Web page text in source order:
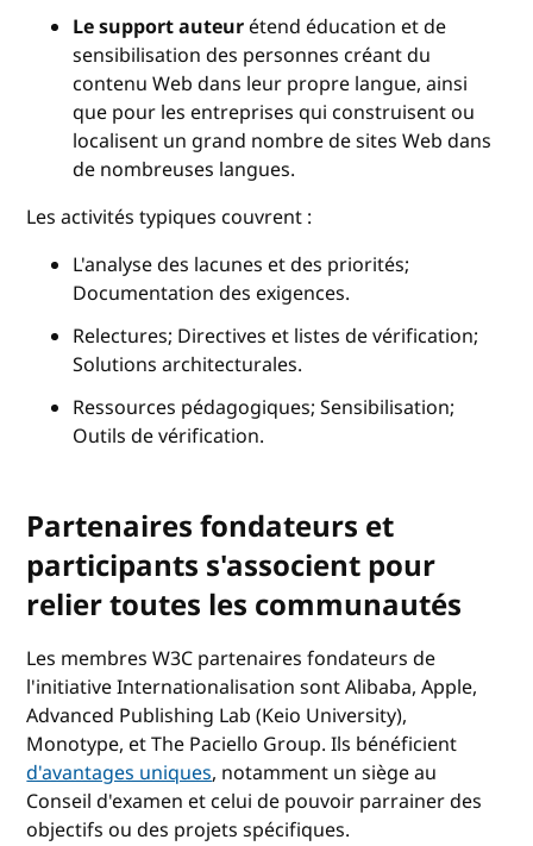
Le support auteurétend éducation et de
sensibilisation des personnes créant du
contenu Web dans leur propre langue, ainsi
que pour les entreprises qui construisent ou
localisent un grand nombre de sites Web dans
de nombreuses langues.
Les activités typiques couvrent :
L'analyse des lacunes et des priorités;
Documentation des exigences.
Relectures; Directives et listes de vérification;
Solutions architecturales.
Ressources pédagogiques; Sensibilisation;
Outils de vérification.
Partenaires fondateurs et
participants s'associent pour
relier toutes les communautés
Les membres W3C partenaires fondateurs de
l'initiative Internationalisation sont Alibaba, Apple,
Advanced Publishing Lab (Keio University),
Monotype, et The Paciello Group. Ils bénéficient
d'avantages uniques, notamment un siège au
Conseil d'examen et celui de pouvoir parrainer des
objectifs ou des projets spécifiques.